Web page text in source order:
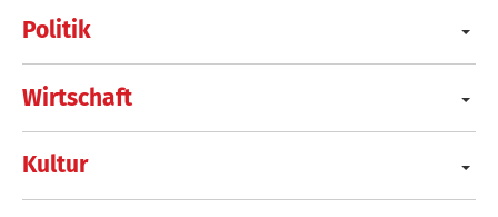
Politik
Wirtschaft
Kultur